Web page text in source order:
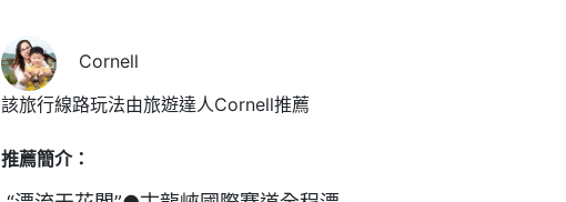
Cornell
該旅行線路玩法由旅遊達人Cornell推薦
推薦簡介：